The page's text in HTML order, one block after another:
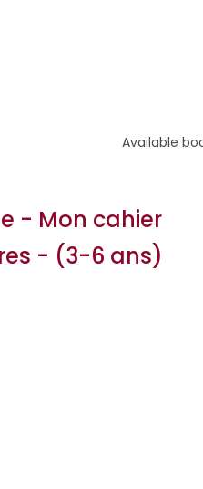
Available
- Mon cahier
- (3-6 ans)